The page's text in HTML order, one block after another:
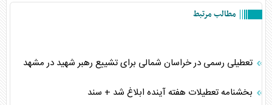
مطالب مرتبط
تعطیلی رسمی در خراسان شمالی برای تشییع رهبر شهید در مشهد
بخشنامه تعطیلات هفته آینده ابلاغ شد + سند